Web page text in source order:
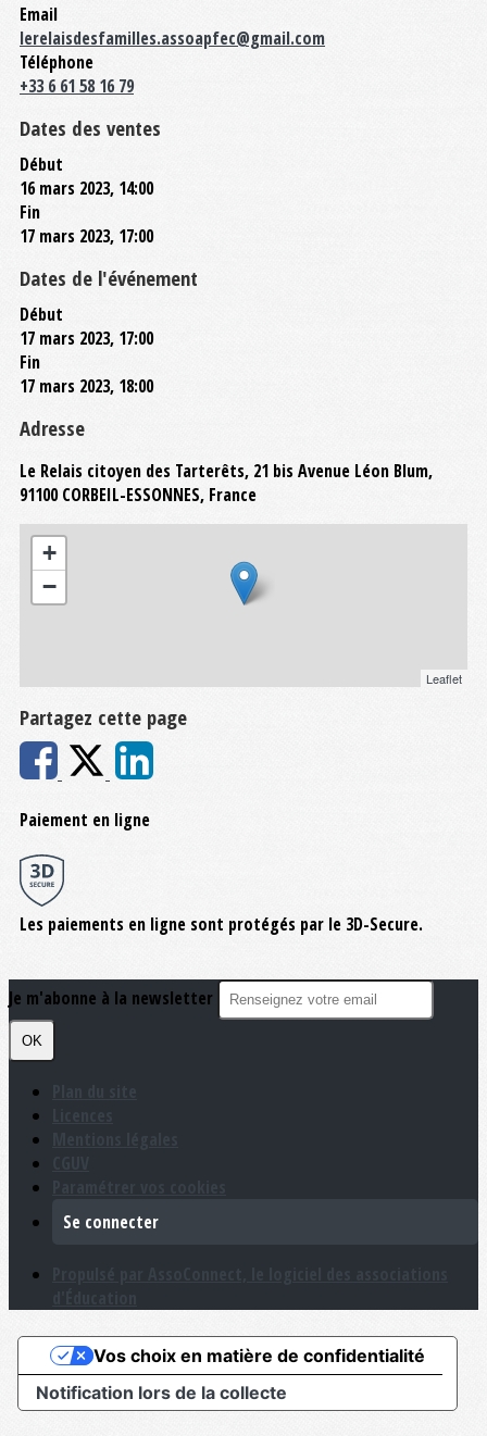
Email
lerelaisdesfamilles.assoapfec@gmail.com
Téléphone
+33 6 61 58 16 79
Dates des ventes
Début
16 mars 2023, 14:00
Fin
17 mars 2023, 17:00
Dates de l'événement
Début
17 mars 2023, 17:00
Fin
17 mars 2023, 18:00
Adresse
Le Relais citoyen des Tarterêts, 21 bis Avenue Léon Blum,
91100 CORBEIL-ESSONNES, France
+
−
Leaflet
Partagez cette page
Paiement en ligne
Les paiements en ligne sont protégés par le 3D-Secure.
Je m'abonne à la newsletter
OK
Se connecter
Notification lors de la collecte
Vos choix en matière de confidentialité